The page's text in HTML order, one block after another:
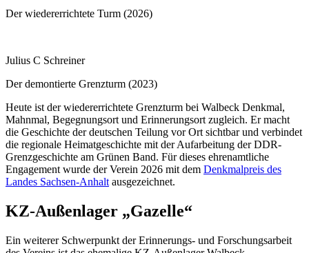
Der wiedererrichtete Turm (2026)
Julius C Schreiner
Der demontierte Grenzturm (2023)
Heute ist der wiedererrichtete Grenzturm bei Walbeck Denkmal,
Mahnmal, Begegnungsort und Erinnerungsort zugleich. Er macht
die Geschichte der deutschen Teilung vor Ort sichtbar und verbindet
die regionale Heimatgeschichte mit der Aufarbeitung der DDR-
Grenzgeschichte am Grünen Band. Für dieses ehrenamtliche
Engagement wurde der Verein 2026 mit dem Denkmalpreis des
Landes Sachsen-Anhalt ausgezeichnet.
KZ-Außenlager „Gazelle“
Ein weiterer Schwerpunkt der Erinnerungs- und Forschungsarbeit